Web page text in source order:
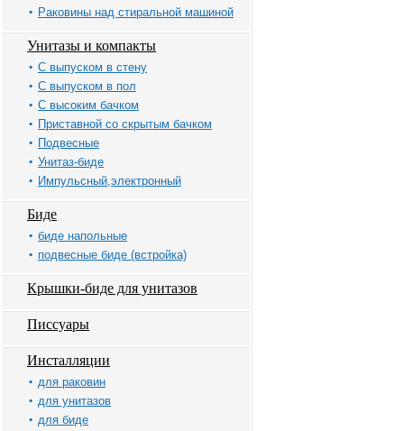
Раковины над стиральной машиной
Унитазы и компакты
С выпуском в стену
С выпуском в пол
С высоким бачком
Приставной со скрытым бачком
Подвесные
Унитаз-биде
Импульсный,электронный
Биде
биде напольные
подвесные биде (встройка)
Крышки-биде для унитазов
Писсуары
Инсталляции
для раковин
для унитазов
для биде